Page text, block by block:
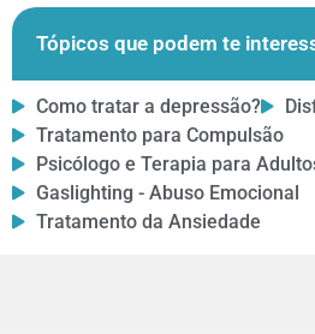
Tópicos que podem te
Como tratar a depressão?
Tratamento para Compulsão
Psicólogo e Terapia para
Gaslighting - Abuso Emocional
Tratamento da Ansiedade